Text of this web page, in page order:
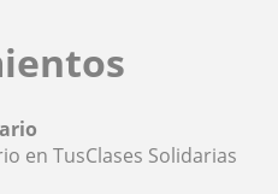
en TusClases Solidarias